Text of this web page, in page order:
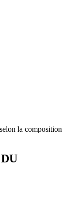
la composition